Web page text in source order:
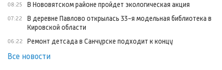
08:25 В Нововятском районе пройдет экологическая акция
07:22
В деревне Павлово открылась 33-я модельная библиотека в
Кировской области
06:22 Ремонт детсада в Санчурске подходит к концу
Все новости